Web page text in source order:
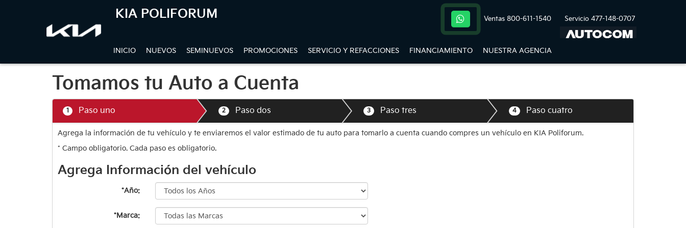
KIA POLIFORUM Ventas 800-611-1540 Servicio 477-148-0707
INICIO NUEVOS SEMINUEVOS PROMOCIONES SERVICIO Y REFACCIONES FINANCIAMIENTO NUESTRA AGENCIA
Tomamos tu Auto a Cuenta
1 Paso uno 2 Paso dos 3 Paso tres 4 Paso cuatro
Agrega la información de tu vehículo y te enviaremos el valor estimado de tu auto para tomarlo a cuenta cuando compres un vehículo en KIA Poliforum.
* Campo obligatorio. Cada paso es obligatorio.
Agrega Información del vehículo
*Año:
*Marca: